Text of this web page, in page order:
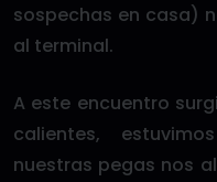
sospechas en casa)
al terminal.
A este encuentro
calientes,
nuestras pegas nos